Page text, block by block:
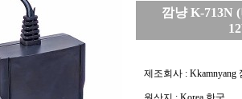
깜냥 K-713N
제조회사 : Kkamnyang